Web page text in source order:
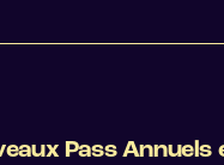
Pass